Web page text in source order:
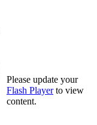
Please update your
Flash Playerto view
content.